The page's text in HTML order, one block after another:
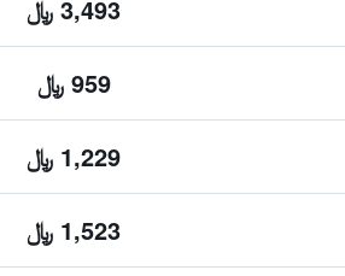
3,493 ﷼
959 ﷼
1,229 ﷼
1,523 ﷼